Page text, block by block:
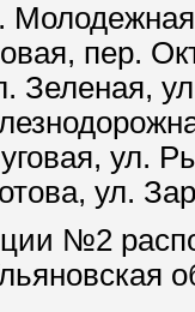
пер.
Зеленая,
ул.
ул.
№2